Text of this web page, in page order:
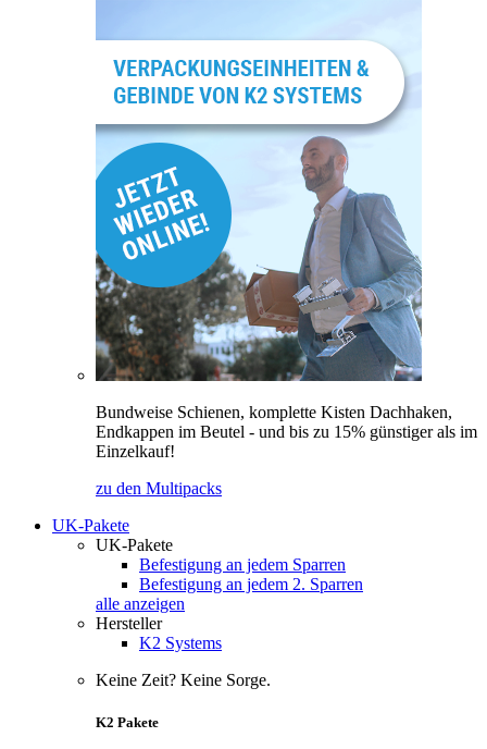
Bundweise Schienen, komplette Kisten Dachhaken,
Endkappen im Beutel - und bis zu 15% günstiger als im
Einzelkauf!
zu den Multipacks
UK-Pakete
UK-Pakete
Befestigung an jedem Sparren
Befestigung an jedem 2. Sparren
alle anzeigen
Hersteller
K2 Systems
Keine Zeit? Keine Sorge.
K2 Pakete